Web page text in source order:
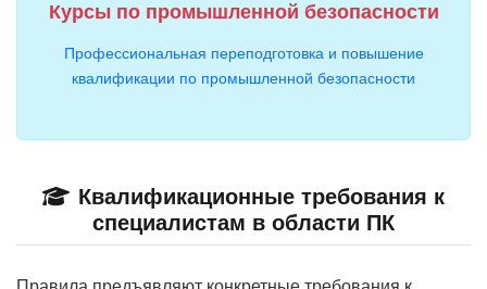
Курсы по промышленной безопасности
Профессиональная переподготовка и повышение
квалификации по промышленной безопасности
Квалификационные требования к
специалистам в области ПК